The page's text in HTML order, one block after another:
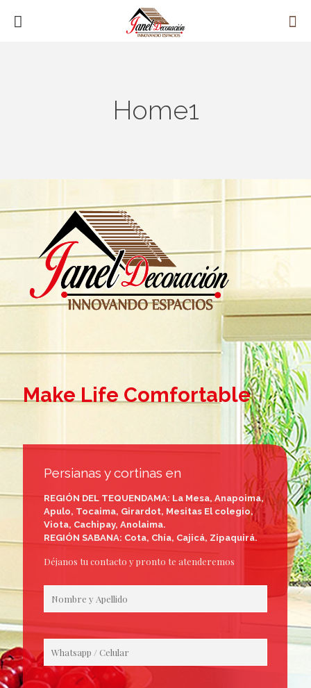
Home1
Make LifeComfortable
Persianas y cortinas en
REGIÓN DEL TEQUENDAMA: La Mesa, Anapoima,
Apulo, Tocaima, Girardot, Mesitas El colegio,
Viota, Cachipay, Anolaima.
REGIÓN SABANA: Cota, Chía, Cajicá, Zipaquirá.
Déjanos tu contacto y pronto te atenderemos